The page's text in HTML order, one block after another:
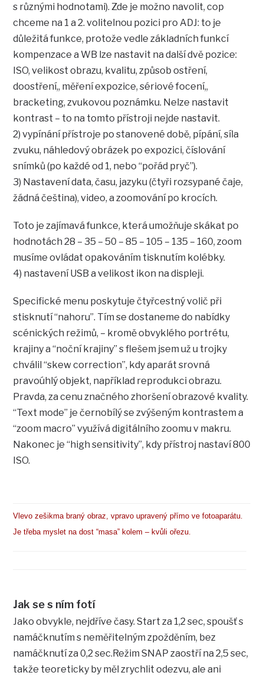
s různými hodnotami). Zde je možno navolit, cop
chceme na 1 a 2. volitelnou pozici pro ADJ: to je
důležitá funkce, protože vedle základních funkcí
kompenzace a WB lze nastavit na další dvě pozice:
ISO, velikost obrazu, kvalitu, způsob ostření,
doostření,, měření expozice, sériové focení,,
bracketing, zvukovou poznámku. Nelze nastavit
kontrast – to na tomto přístroji nejde nastavit.
2) vypínání přístroje po stanovené době, pípání, síla
zvuku, náhledový obrázek po expozici, číslování
snímků (po každé od 1, nebo “pořád pryč”).
3) Nastavení data, času, jazyku (čtyři rozsypané čaje,
žádná čeština), video, a zoomování po krocích.
Toto je zajímavá funkce, která umožňuje skákat po
hodnotách 28 – 35 – 50 – 85 – 105 – 135 – 160, zoom
musíme ovládat opakováním tisknutím kolébky.
4) nastavení USB a velikost ikon na displeji.
Specifické menu poskytuje čtyřcestný volič při
stisknutí “nahoru”. Tím se dostaneme do nabídky
scénických režimů, – kromě obvyklého portrétu,
krajiny a “noční krajiny” s flešem jsem už u trojky
chválil “skew correction”, kdy aparát srovná
pravoúhlý objekt, například reprodukci obrazu.
Pravda, za cenu značného zhoršení obrazové kvality.
“Text mode” je černobílý se zvýšeným kontrastem a
“zoom macro” využívá digitálního zoomu v makru.
Nakonec je “high sensitivity”, kdy přístroj nastaví 800
ISO.
Vlevo zešikma braný obraz, vpravo upravený přímo ve fotoaparátu.
Je třeba myslet na dost “masa” kolem – kvůli ořezu.
Jak se s ním fotí
Jako obvykle, nejdříve časy. Start za 1,2 sec, spoušť s
namáčknutím s neměřitelným zpožděním, bez
namáčknutí za 0,2 sec.Režim SNAP zaostří na 2,5 sec,
takže teoreticky by měl zrychlit odezvu, ale ani